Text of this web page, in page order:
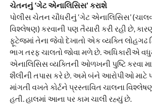
ચેતનનું ‘ગેટ એનાલિસિસ’ કરાશે
પોલીસ ચેતન ચૌધરીનું ‘ગેટ એનાલિસિસ’
વિશ્લેષણ) કરવાની પણ તૈયારી કરી રહી છે,
ફૂટેજમાં તેના જેવો દેખાતો એક વ્યક્તિ લોહગઢ
ભાગ તરફ ચાલતો જોવા મળે છે. અધિકારીએ
એનાલિસિસ વ્યક્તિની ઓળખની પુષ્ટિ કરવા
શૈલીની તપાસ કરે છે. અમે બંને આરોપીઓ માટે
માંગતી વખતે કોર્ટને પ્રસ્તાવિત ચાલના
હતી. હાલમાં આના પર કામ ચાલી રહ્યું છે.